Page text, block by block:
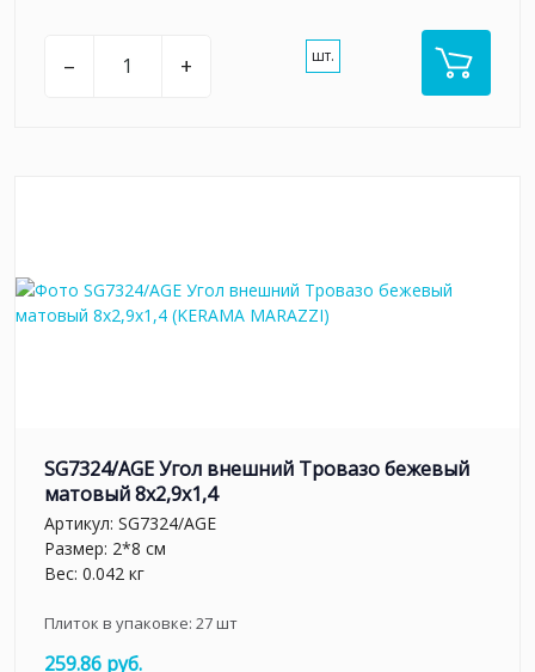
– + шт.
SG7324/AGE Угол внешний Тровазо бежевый
матовый 8x2,9x1,4
Артикул: SG7324/AGE
Размер: 2*8 см
Вес: 0.042 кг
Плиток в упаковке: 27шт
259.86 руб.